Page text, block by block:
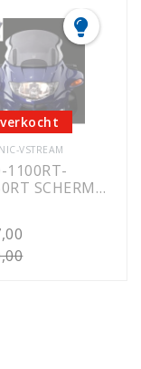
VSTREAM
1100RT-
SCHERM